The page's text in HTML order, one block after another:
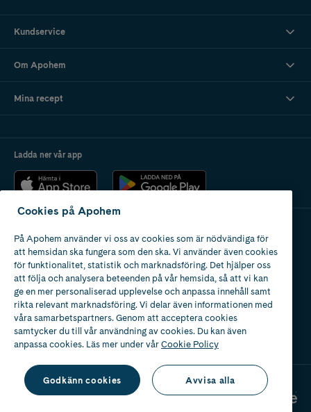
Kundservice
Om Apohem
Mina recept
Ladda ner vår app
Apotek med tillstånd
av Läkemedelsverket
Cookies på Apohem
På Apohem använder vi oss av cookies som är nödvändiga för
att hemsidan ska fungera som den ska. Vi använder även cookies
för funktionalitet, statistik och marknadsföring. Det hjälper oss
att följa och analysera beteenden på vår hemsida, så att vi kan
ge en mer personaliserad upplevelse och anpassa innehåll samt
rikta relevant marknadsföring. Vi delar även informationen med
våra samarbetspartners. Genom att acceptera cookies
samtycker du till vår användning av cookies. Du kan även
anpassa cookies. Läs mer under vårCookie Policy
Godkänn cookies Avvisa alla